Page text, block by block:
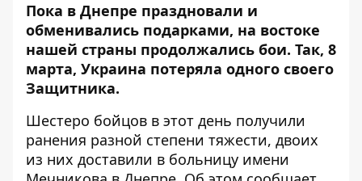
Пока в Днепре праздновали и
обменивались подарками, на востоке
нашей страны продолжались бои. Так, 8
марта, Украина потеряла одного своего
Защитника.
Шестеро бойцов в этот день получили
ранения разной степени тяжести, двоих
из них доставили в больницу имени